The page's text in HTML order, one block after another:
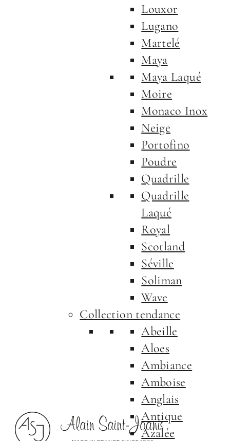
Louxor
Lugano
Martelé
Maya
Maya Laqué
Moire
Monaco Inox
Neige
Portofino
Poudre
Quadrille
Quadrille
Laqué
Royal
Scotland
Séville
Soliman
Wave
Collection tendance
Abeille
Aloes
Ambiance
Amboise
Anglais
Antique
Azalée